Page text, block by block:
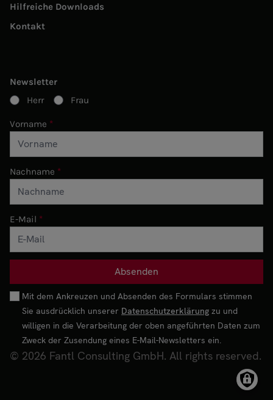
Hilfreiche Downloads
Kontakt
Newsletter
Herr
Frau
Vorname
Nachname
E-Mail
Mit dem Ankreuzen und Absenden des Formulars stimmen
Sie ausdrücklich unserer Datenschutzerklärung zu und
willigen in die Verarbeitung der oben angeführten Daten zum
Zweck der Zusendung eines E-Mail-Newsletters ein.
© 2026 Fantl Consulting GmbH. All rights reserved.